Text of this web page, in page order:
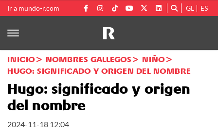
Ir a mundo-r.com GL ES
INICIO NOMBRES GALLEGOS
NIÑO
HUGO: SIGNIFICADO Y ORIGEN DEL NOMBRE
Hugo: significado y origen
del nombre
2024-11-18 12:04